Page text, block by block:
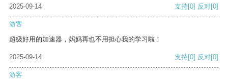
2025-09-14
支持[0] 反对[0]
游客
超级好用的加速器，妈妈再也不用担心我的学习啦！
2025-09-14 支持[0] 反对[0]
游客